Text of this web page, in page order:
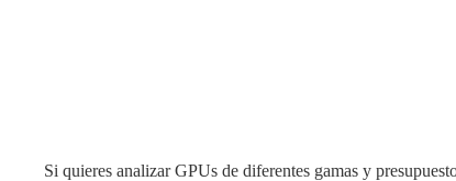
Si quieres analizar GPUs de diferentes gamas y